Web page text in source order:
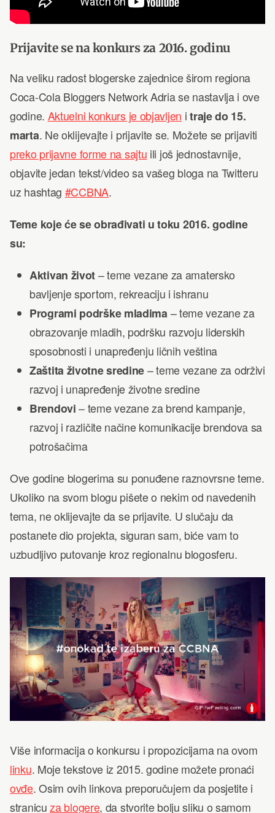
Prijavite se na konkurs za 2016. godinu
Na veliku radost blogerske zajednice širom regiona
Coca-Cola Bloggers Network Adria se nastavlja i ove
godine. Aktuelni konkurs je objavljen itraje do 15.
marta. Ne oklijevajte i prijavite se. Možete se prijaviti
preko prijavne forme na sajtu ili još jednostavnije,
objavite jedan tekst/video sa vašeg bloga na Twitteru
uz hashtag #CCBNA.
Teme koje će se obrađivati u toku 2016. godine
su:
Aktivan život – teme vezane za amatersko
bavljenje sportom, rekreaciju i ishranu
Programi podrške mladima– teme vezane za
obrazovanje mladih, podršku razvoju liderskih
sposobnosti i unapređenju ličnih veština
Zaštita životne sredine – teme vezane za održivi
razvoj i unapređenje životne sredine
Brendovi – teme vezane za brend kampanje,
razvoj i različite načine komunikacije brendova sa
potrošačima
Ove godine blogerima su ponuđene raznovrsne teme.
Ukoliko na svom blogu pišete o nekim od navedenih
tema, ne oklijevajte da se prijavite. U slučaju da
postanete dio projekta, siguran sam, biće vam to
uzbudljivo putovanje kroz regionalnu blogosferu.
Više informacija o konkursu i propozicijama na ovom
linku. Moje tekstove iz 2015. godine možete pronaći
ovđe. Osim ovih linkova preporučujem da posjetite i
stranicuza blogere, da stvorite bolju sliku o samom